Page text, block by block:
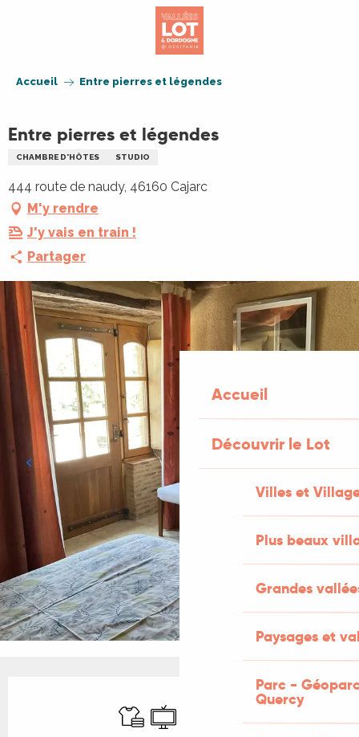
Accueil
Découvrir le Lot
Villes et
Plus beaux
Grandes
Paysages et
Parc -
Quercy
Accueil Entre pierres et légendes
Entre pierres et légendes
CHAMBRE D'HÔTES STUDIO
444 route de naudy, 46160 Cajarc
M'y rendre
J'y vais en train !
Partager
Ouverture et coordonnées
Draps et linge
Télévision